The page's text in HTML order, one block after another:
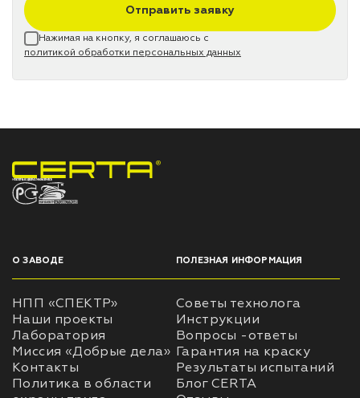
Отправить заявку
Нажимая на кнопку, я соглашаюсь с
политикой обработки персональных данных
НПП «СПЕКТР» ЗАВОД ЛАКОКРАСОЧНЫХ МАТЕРИАЛОВ
О ЗАВОДЕ
НПП «СПЕКТР»
Наши проекты
Лаборатория
Миссия «Добрые дела»
Контакты
Политика в области
ПОЛЕЗНАЯ ИНФОРМАЦИЯ
Советы технолога
Инструкции
Вопросы -ответы
Гарантия на краску
Результаты испытаний
Блог CERTA